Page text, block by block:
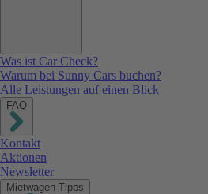
Was ist Car Check?
Warum bei Sunny Cars buchen?
Alle Leistungen auf einen Blick
FAQ
Kontakt
Aktionen
Newsletter
Mietwagen-Tipps